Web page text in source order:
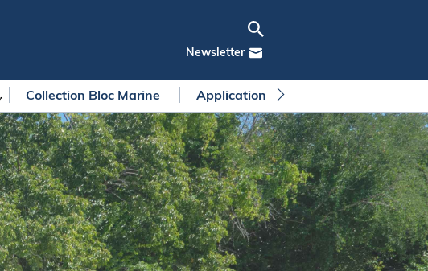
Newsletter
Collection Bloc Marine Application Bloc Marine